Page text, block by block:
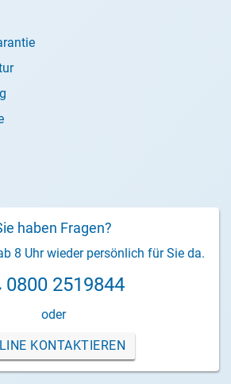
haben Fragen?
8 Uhr wieder persönlich für Sie da.
0800 2519844
oder
KONTAKTIEREN